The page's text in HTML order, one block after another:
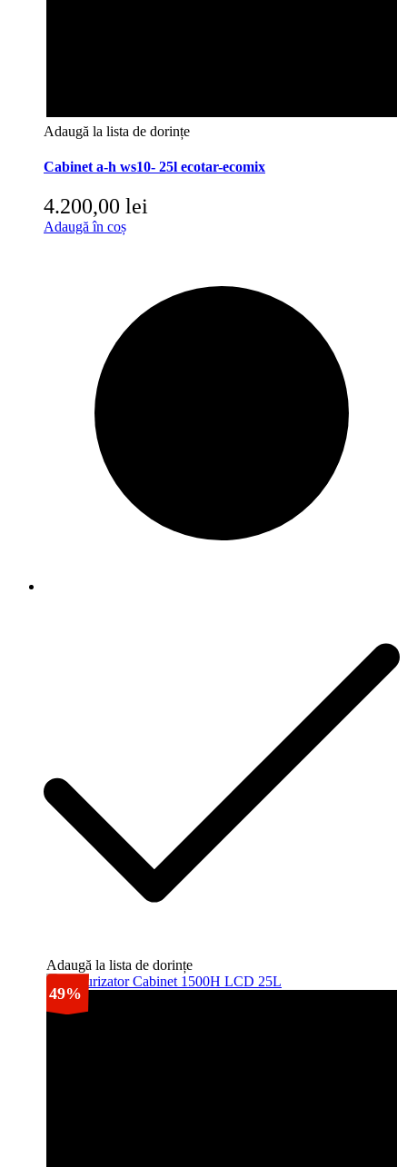
Adaugă la lista de dorințe
Cabinet a-h ws10- 25l ecotar-ecomix
4.200,00 lei
Adaugă în coș
Adaugă la lista de dorințe
49%